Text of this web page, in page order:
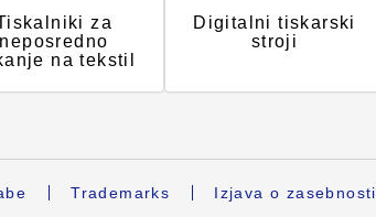
za
neposredno
na tekstil
Digitalni tiskarski
stroji
Trademarks Izjava o zasebnosti